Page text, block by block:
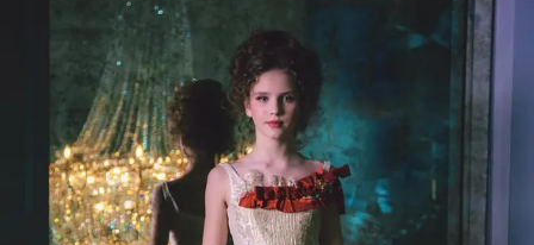
уникальное явление современной культуры.